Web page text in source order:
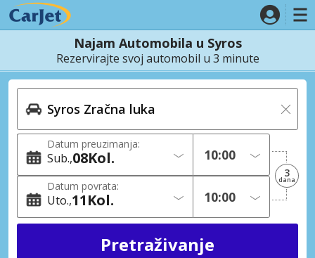
Najam Automobila u Syros
Rezervirajte svoj automobil u 3 minute
Datum preuzimanja:
Sub. 08Kol.
Datum povrata:
Uto. 11Kol.
3
dana